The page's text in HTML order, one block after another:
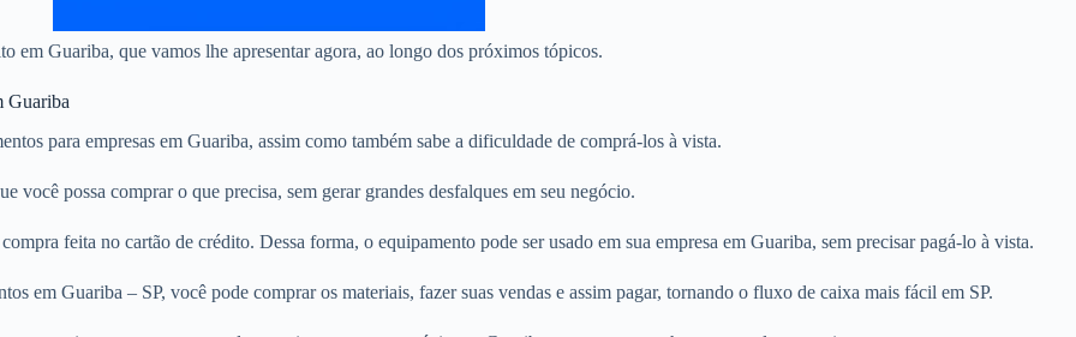
em Guariba, que vamos lhe apresentar agora, ao longo dos próximos tópicos.
Guariba
para empresas em Guariba, assim como também sabe a dificuldade de comprá-los à vista.
você possa comprar o que precisa, sem gerar grandes desfalques em seu negócio.
feita no cartão de crédito. Dessa forma, o equipamento pode ser usado em sua empresa em Guariba, sem precisar pagá-lo à vista.
em Guariba – SP, você pode comprar os materiais, fazer suas vendas e assim pagar, tornando o fluxo de caixa mais fácil em SP.